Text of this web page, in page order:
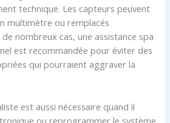
technique. Les capteurs peuvent
multimètre ou remplacés
nombreux cas, une assistance spa
est recommandée pour éviter des
qui pourraient aggraver la
est aussi nécessaire quand il
ou reprogrammer le système